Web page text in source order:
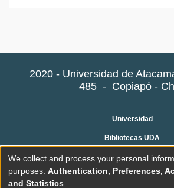
2020 - Universidad de
485 - Copiapó -
Universidad
Bibliotecas UDA
Preguntas frecuentes
Contacto
We collect and process your personal
purposes: Authentication, Preferences,
and Statistics